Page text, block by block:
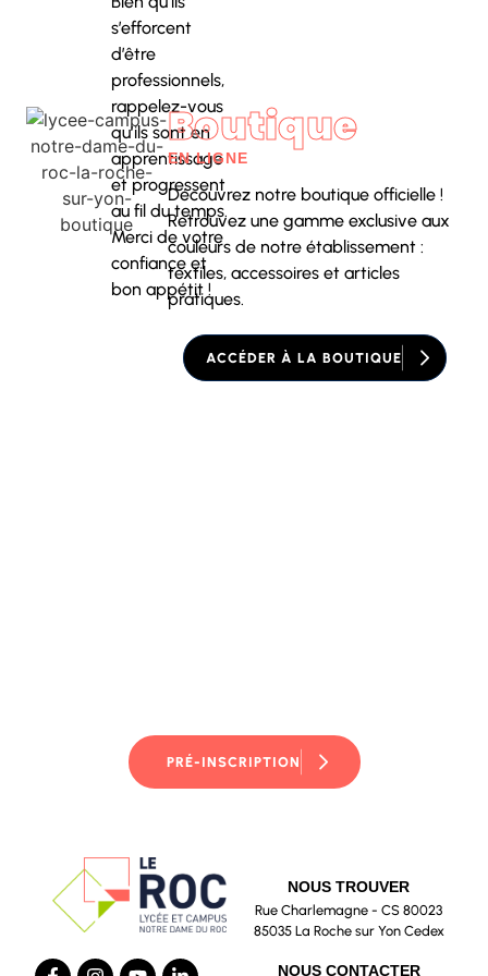
s’efforcent
d’être
professionnels,
rappelez-vous
qu’ils sont en
apprentissage
et progressent
au fil du temps.
Merci de votre
confiance et
bon appétit !
Boutique
EN LIGNE
Découvrez notre boutique officielle !
Retrouvez une gamme exclusive aux
couleurs de notre établissement :
textiles, accessoires et articles
pratiques.
ACCÉDER À LA BOUTIQUE
PRÉ-INSCRIPTION
NOUS TROUVER
Rue Charlemagne - CS 80023
85035 La Roche sur Yon Cedex
NOUS CONTACTER